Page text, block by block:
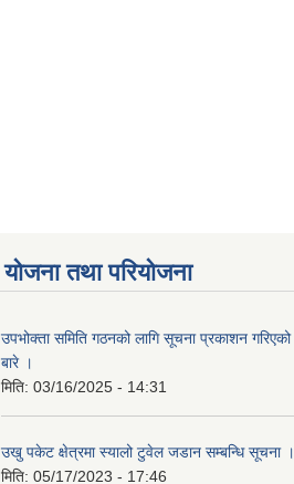
योजना तथा परियोजना
उपभोक्ता समिति गठनको लागि सूचना प्रकाशन गरिएको
बारे ।
मिति: 03/16/2025 - 14:31
उखु पकेट क्षेत्रमा स्यालो टुवेल जडान सम्बन्धि सूचना ।
मिति: 05/17/2023 - 17:46